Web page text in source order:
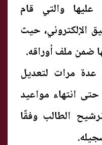
عليها والتي قام
الإلكتروني، حيث
ضمن ملف أوراقه.
عدة مرات لتعديل
انتهاء مواعيد
الطالب وفقًا